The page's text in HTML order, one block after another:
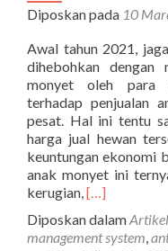
Diposkan pada 10
Awal tahun 2021,
dihebohkan dengan
monyet oleh para
terhadap penjualan
pesat. Hal ini tentu
harga jual hewan
keuntungan ekonomi
anak monyet ini
kerugian,Selengkapnya
ISO
37001
[…]
Diposkan dalamArtikel
management system,